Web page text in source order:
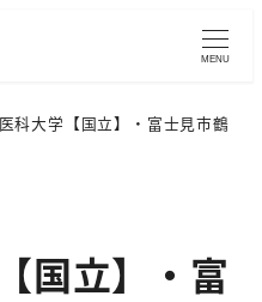
MENU
科大学【国立】・富士見市鶴
国立】・富